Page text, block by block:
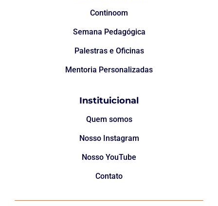
Continoom
Semana Pedagógica
Palestras e Oficinas
Mentoria Personalizadas
Instituicional
Quem somos
Nosso Instagram
Nosso YouTube
Contato